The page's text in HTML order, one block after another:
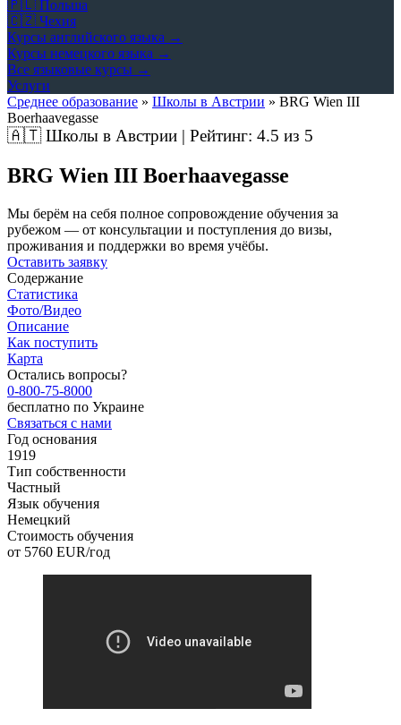
🇵🇱 Польша
🇨🇿 Чехия
Курсы английского языка →
Курсы немецкого языка →
Все языковые курсы →
Услуги
Среднее образование » Школы в Австрии » BRG Wien III
Boerhaavegasse
🇦🇹Школы в Австрии | Рейтинг: 4.5 из 5
BRG Wien III Boerhaavegasse
Мы берём на себя полное сопровождение обучения за
рубежом — от консультации и поступления до визы,
проживания и поддержки во время учёбы.
Оставить заявку
Содержание
Статистика
Фото/Видео
Описание
Как поступить
Карта
Остались вопросы?
0-800-75-8000
бесплатно по Украине
Связаться с нами
Год основания
1919
Тип собственности
Частный
Язык обучения
Немецкий
Стоимость обучения
от 5760 EUR/год